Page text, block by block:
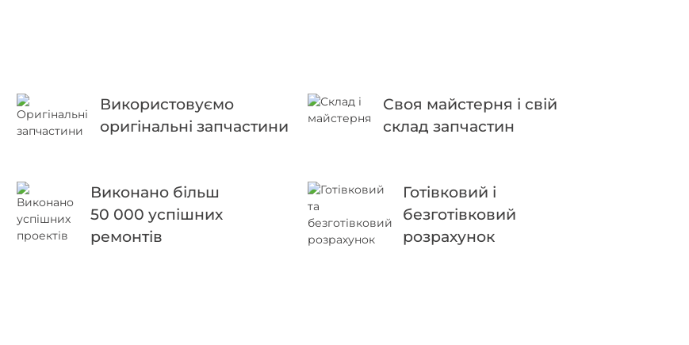
Використовуємо
оригінальні запчастини
Своя майстерня і свій
склад запчастин
Виконано більш
50 000 успішних
ремонтів
Готівковий і
безготівковий
розрахунок